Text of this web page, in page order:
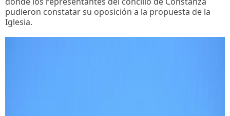
pudieron constatar su oposición a la propuesta de la
Iglesia.